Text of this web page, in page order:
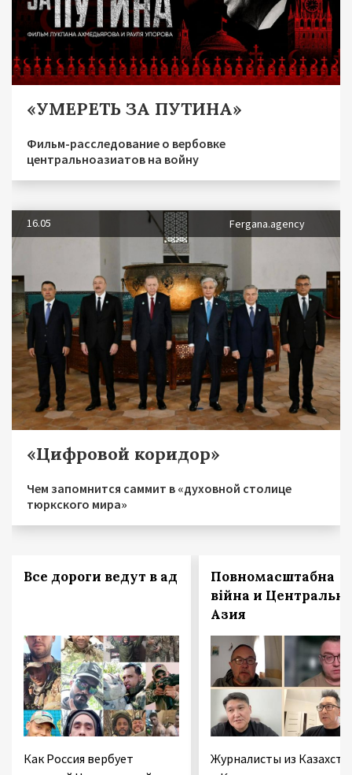
«УМЕРЕТЬ ЗА ПУТИНА»
Фильм-расследование о вербовке
центральноазиатов на войну
16.05 Fergana.agency
«Цифровой коридор»
Чем запомнится саммит в «духовной столице
тюркского мира»
Все дороги ведут в ад
Как Россия вербует
Повномасштабна
війна и
Азия
Журналисты из